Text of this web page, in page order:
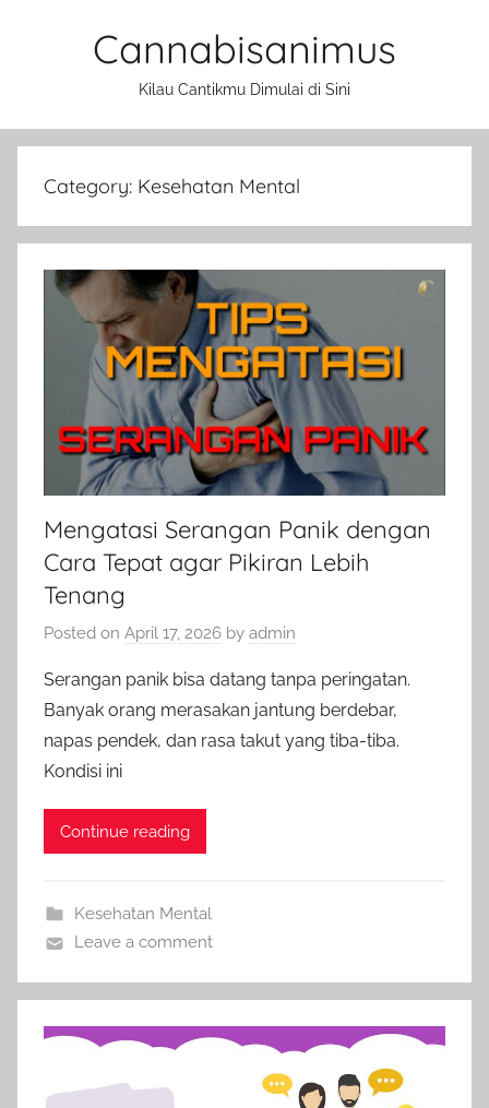
Cannabisanimus
Kilau Cantikmu Dimulai di Sini
Category: Kesehatan Mental
Mengatasi Serangan Panik dengan
Cara Tepat agar Pikiran Lebih
Tenang
Posted on April 17, 2026 by admin
Serangan panik bisa datang tanpa peringatan.
Banyak orang merasakan jantung berdebar,
napas pendek, dan rasa takut yang tiba-tiba.
Kondisi ini
Continue reading
Kesehatan Mental
Leave a comment